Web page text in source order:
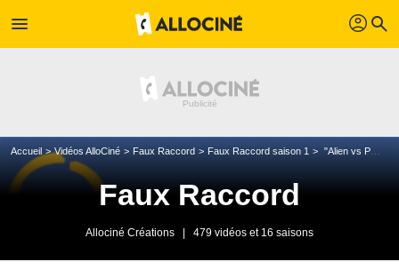
menu profil search
Accueil Vidéos AlloCiné Faux Raccord Faux Raccord saison 1 "Alien vs Predator"
Faux Raccord
Allociné Créations 479 vidéos et 16 saisons